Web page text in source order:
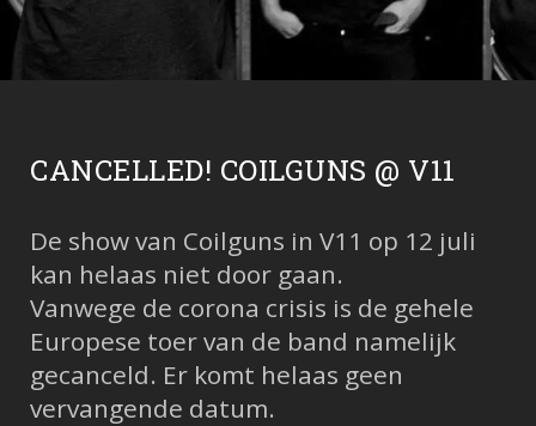
CANCELLED! COILGUNS @ V11
De show van Coilguns in V11 op 12 juli
kan helaas niet door gaan.
Vanwege de corona crisis is de gehele
Europese toer van de band namelijk
gecanceld. Er komt helaas geen
vervangende datum.